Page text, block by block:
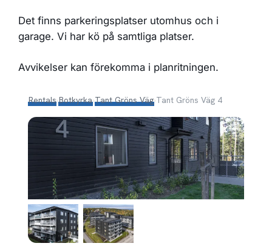
Det finns parkeringsplatser utomhus och i
garage. Vi har kö på samtliga platser.
Avvikelser kan förekomma i planritningen.
Rentals›Botkyrka›Tant Gröns Väg›Tant Gröns Väg 4